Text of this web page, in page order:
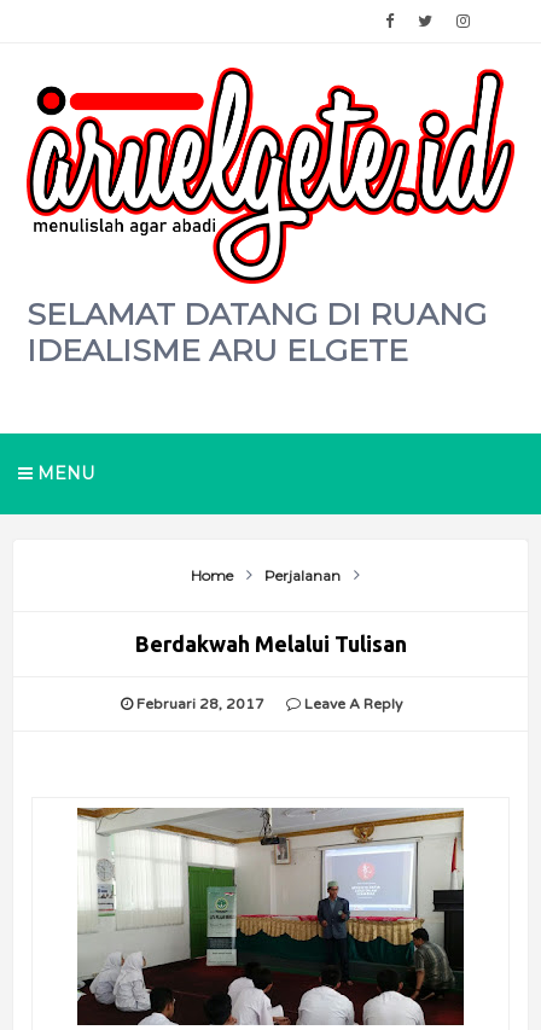
SELAMAT DATANG DI RUANG
IDEALISME ARU ELGETE
MENU
Home Perjalanan
Berdakwah Melalui Tulisan
Februari 28, 2017 Leave A Reply